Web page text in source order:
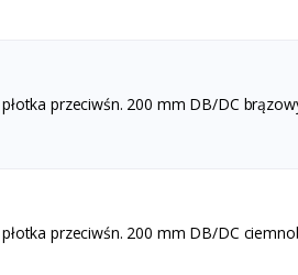
przeciwśn. 200 mm DB/DC
przeciwśn. 200 mm DB/DC